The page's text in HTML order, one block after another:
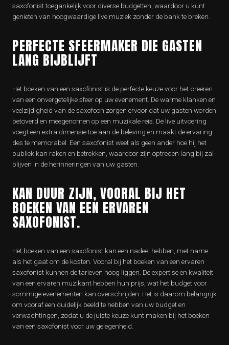
saxofonist toegankelijk voor diverse budgetten, waardoor u kunt
genieten van hoogwaardige live muziek zonder de bank te breken.
PERFECTE SFEERMAKER DIE GASTEN
LANG BIJBLIJFT
Het boeken van een saxofonist is de perfecte keuze voor het creëren
van een onvergetelijke sfeer op uw evenement. De warme klanken en
veelzijdigheid van de saxofoon zorgen ervoor dat uw gasten worden
betoverd en meegenomen op een muzikale reis. De live uitvoering
voegt een extra dimensie toe aan de beleving en maakt de ervaring
des te memorabel. Een saxofonist weet als geen ander hoe hij het
publiek kan raken en betrekken, waardoor zijn optreden lang bij zal
blijven in de herinneringen van uw gasten.
KAN DUUR ZIJN, VOORAL BIJ HET
BOEKEN VAN EEN ERVAREN
SAXOFONIST.
Het boeken van een saxofonist kan een nadeel hebben, met name
als het gaat om de kosten. Vooral bij het boeken van een ervaren
saxofonist kunnen de tarieven hoog liggen. De expertise en kwaliteit
van een ervaren muzikant hebben hun prijs, wat het budget voor
sommige evenementen kan overschrijden. Het is daarom belangrijk
om vooraf een duidelijk beeld te hebben van uw budget en
verwachtingen, zodat u de juiste keuze kunt maken bij het boeken
van een saxofonist voor uw gelegenheid.